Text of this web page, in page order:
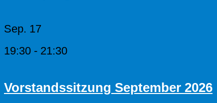
Sep. 17
19:30 - 21:30
Vorstandssitzung September 2026